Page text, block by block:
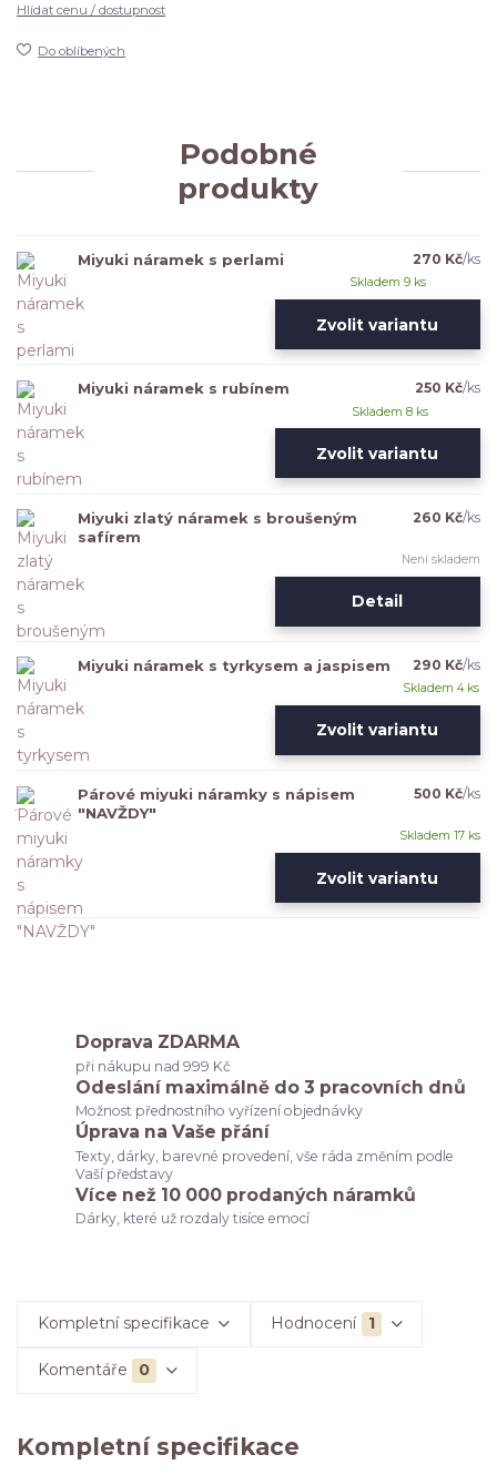
Hlídat cenu / dostupnost
Do oblíbených
Podobné
produkty
Miyuki náramek s perlami 270 Kč/ks
Skladem 9 ks
Zvolit variantu
Miyuki náramek s rubínem 250 Kč/ks
Skladem 8 ks
Zvolit variantu
Miyuki zlatý náramek s broušeným
safírem
260 Kč/ks
Není skladem
Detail
Miyuki náramek s tyrkysem a jaspisem 290 Kč/ks
Skladem 4 ks
Zvolit variantu
Párové miyuki náramky s nápisem
"NAVŽDY"
500 Kč/ks
Skladem 17 ks
Zvolit variantu
Doprava ZDARMA
při nákupu nad 999 Kč
Odeslání maximálně do 3 pracovních dnů
Možnost přednostního vyřízení objednávky
Úprava na Vaše přání
Texty, dárky, barevné provedení, vše ráda změním podle
Vaší představy
Více než 10 000 prodaných náramků
Dárky, které už rozdaly tisíce emocí
Kompletní specifikace Hodnocení 1
Komentáře 0
Kompletní specifikace